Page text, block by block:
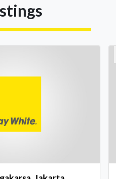
masyarakat, dan
terus dijaga oleh seluruh
Top Brand